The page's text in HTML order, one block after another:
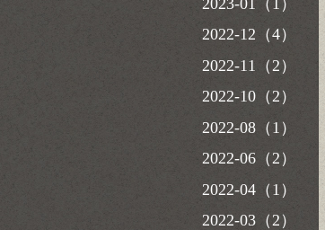
2022-12（4）
2022-11（2）
2022-10（2）
2022-08（1）
2022-06（2）
2022-04（1）
2022-03（2）